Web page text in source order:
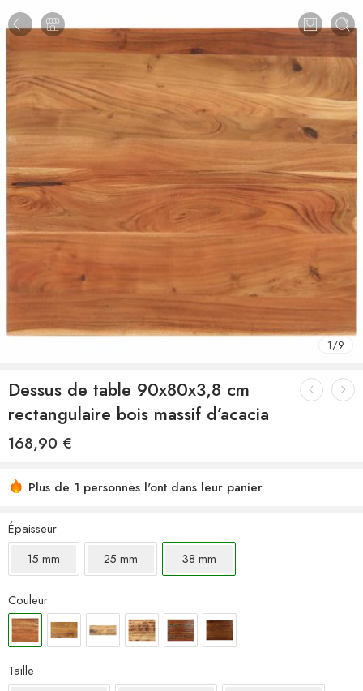
1/9
Dessus de table 90x80x3,8 cm
rectangulaire bois massif d’acacia
168,90 €
Plus de 1 personnes l'ont dans leur panier
Épaisseur
15 mm
25 mm 38 mm
Couleur
Taille